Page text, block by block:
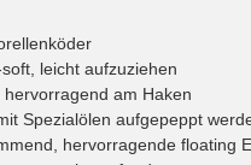
leicht aufzuziehen
hervorragend am Haken
Spezialölen aufgepeppt
hervorragende floating